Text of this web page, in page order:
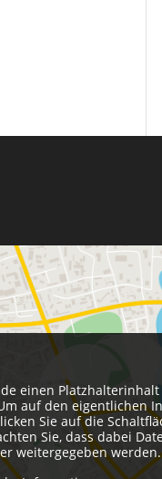
einen Platzhalterinhalt
auf den eigentlichen
Sie auf die
Sie, dass dabei
weitergegeben werden.